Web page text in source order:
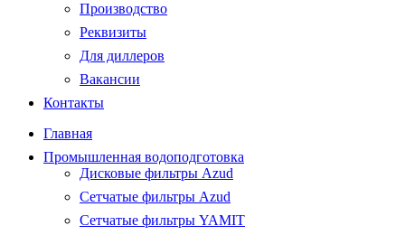
Производство
Реквизиты
Для диллеров
Вакансии
Контакты
Главная
Промышленная водоподготовка
Дисковые фильтры Azud
Сетчатые фильтры Azud
Сетчатые фильтры YAMIT